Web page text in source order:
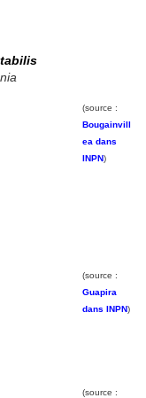
(source :
Bougainvill
ea dans
INPN)
(source :
Guapira
dans INPN)
(source :